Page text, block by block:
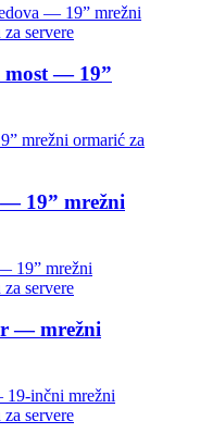
most — 19”
19” mrežni
— mrežni